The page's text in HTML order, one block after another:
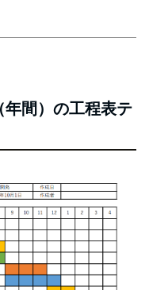
年間）の工程表テ